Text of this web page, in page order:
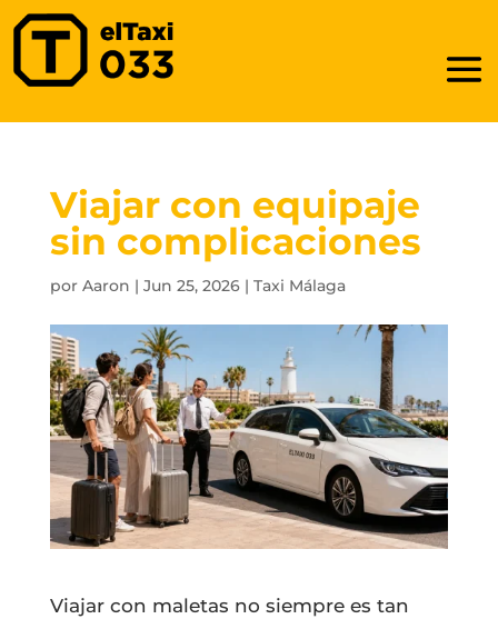
Viajar con equipaje
sin complicaciones
por Aaron | Jun 25, 2026| Taxi Málaga
Viajar con maletas no siempre es tan